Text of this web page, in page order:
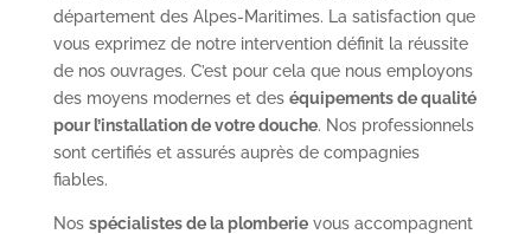
département des Alpes-Maritimes. La satisfaction que
vous exprimez de notre intervention définit la réussite
de nos ouvrages. C’est pour cela que nous employons
des moyens modernes et des équipements de qualité
pour l’installation de votre douche. Nos professionnels
sont certifiés et assurés auprès de compagnies
fiables.
Nos spécialistes de la plomberievous accompagnent